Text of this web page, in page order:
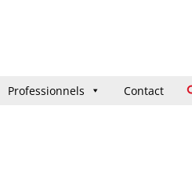
Professionnels Contact
Professionnels Contact